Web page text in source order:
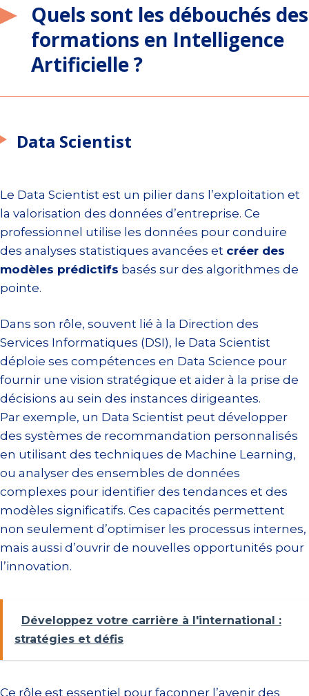
Quels sont les débouchés des
formations en Intelligence
Artificielle ?
Data Scientist
Le Data Scientist est un pilier dans l’exploitation et
la valorisation des données d’entreprise. Ce
professionnel utilise les données pour conduire
des analyses statistiques avancées et créer des
modèles prédictifs basés sur des algorithmes de
pointe.
Dans son rôle, souvent lié à la Direction des
Services Informatiques (DSI), le Data Scientist
déploie ses compétences en Data Science pour
fournir une vision stratégique et aider à la prise de
décisions au sein des instances dirigeantes.
Par exemple, un Data Scientist peut développer
des systèmes de recommandation personnalisés
en utilisant des techniques de Machine Learning,
ou analyser des ensembles de données
complexes pour identifier des tendances et des
modèles significatifs. Ces capacités permettent
non seulement d’optimiser les processus internes,
mais aussi d’ouvrir de nouvelles opportunités pour
l’innovation.
Développez votre carrière à l'international :
stratégies et défis
Ce rôle est essentiel pour façonner l’avenir des